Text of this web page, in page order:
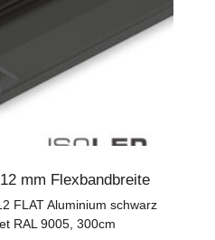
mm Flexbandbreite
FLAT Aluminium schwarz
RAL 9005, 300cm